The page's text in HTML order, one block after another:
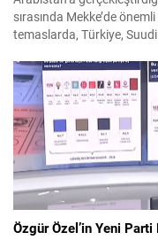
sırasında Mekke’de
temaslarda, Türkiye,
birliği çerçevesi
çıktısı, üç ülkenin imza
Savunma Anlaşması
güvenlik yaklaşımıyla
Özgür Özel’in Yeni